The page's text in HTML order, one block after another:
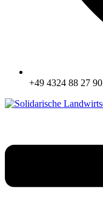
+49 4324 88 27 90